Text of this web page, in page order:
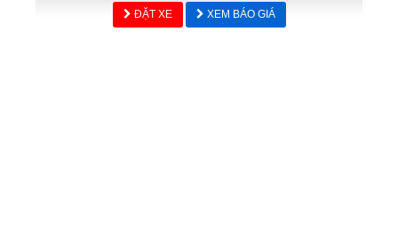
ĐẶT XE XEM BÁO GIÁ